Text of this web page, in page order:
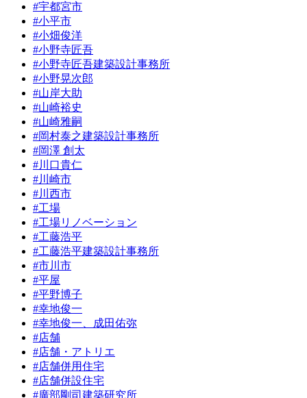
#宇都宮市
#小平市
#小畑俊洋
#小野寺匠吾
#小野寺匠吾建築設計事務所
#小野晃次郎
#山岸大助
#山崎裕史
#山崎雅嗣
#岡村泰之建築設計事務所
#岡澤 創太
#川口貴仁
#川崎市
#川西市
#工場
#工場リノベーション
#工藤浩平
#工藤浩平建築設計事務所
#市川市
#平屋
#平野博子
#幸地俊一
#幸地俊一、成田佑弥
#店舗
#店舗・アトリエ
#店舗併用住宅
#店舗併設住宅
#廣部剛司建築研究所